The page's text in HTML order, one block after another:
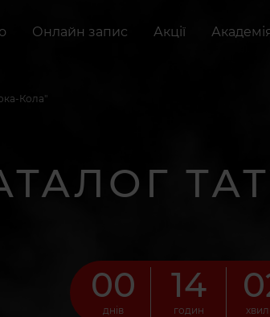
Онлайн запис Акції
Кола"
00
днів
14
годин